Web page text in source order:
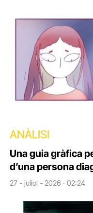
ANÀLISI
Una guia gràfica
d’una persona
27 - juliol - 2026 · 02:24